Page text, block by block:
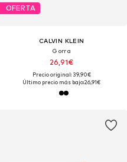
OFERTA
CALVIN KLEIN
Gorra
26,91€
Precio original: 39,90€
Último precio más bajo:26,91€